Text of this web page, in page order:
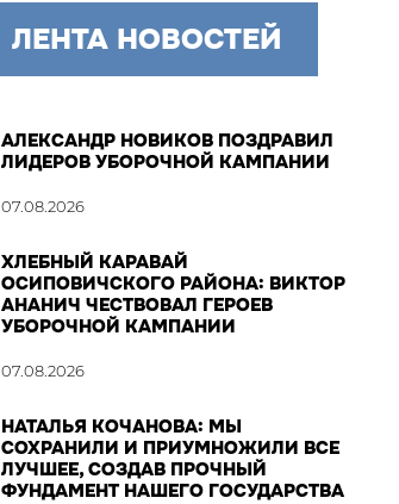
ЛЕНТА НОВОСТЕЙ
АЛЕКСАНДР НОВИКОВ ПОЗДРАВИЛ
ЛИДЕРОВ УБОРОЧНОЙ КАМПАНИИ
07.08.2026
ХЛЕБНЫЙ КАРАВАЙ
ОСИПОВИЧСКОГО РАЙОНА: ВИКТОР
АНАНИЧ ЧЕСТВОВАЛ ГЕРОЕВ
УБОРОЧНОЙ КАМПАНИИ
07.08.2026
НАТАЛЬЯ КОЧАНОВА: МЫ
СОХРАНИЛИ И ПРИУМНОЖИЛИ ВСЕ
ЛУЧШЕЕ, СОЗДАВ ПРОЧНЫЙ
ФУНДАМЕНТ НАШЕГО ГОСУДАРСТВА